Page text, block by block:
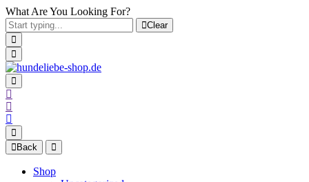
What Are You Looking For?
Clear
Back
Shop